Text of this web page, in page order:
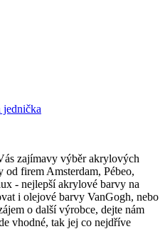
jednička
zajímavy výběr akrylových
od firem Amsterdam, Pébeo,
- nejlepší akrylové barvy na
i olejové barvy VanGogh, nebo
o další výrobce, dejte nám
vhodné, tak jej co nejdříve